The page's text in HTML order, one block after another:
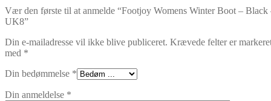
Vær den første til at anmelde “Footjoy Womens Winter Boot – Black
UK8”
Din e-mailadresse vil ikke blive publiceret. Krævede felter er
med *
Din bedømmelse *
Din anmeldelse *